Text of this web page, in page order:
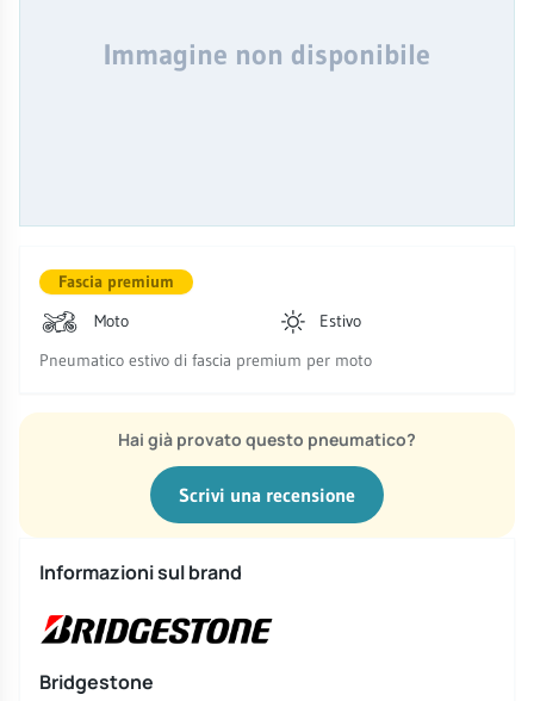
Immagine non disponibile
Fascia premium
Moto
Estivo
Pneumatico estivo di fascia premium per moto
Hai già provato questo pneumatico?
Scrivi una recensione
Informazioni sul brand
Bridgestone